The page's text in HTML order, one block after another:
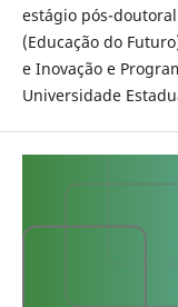
estágio pós-
(Educação do
e Inovação e
Universidade